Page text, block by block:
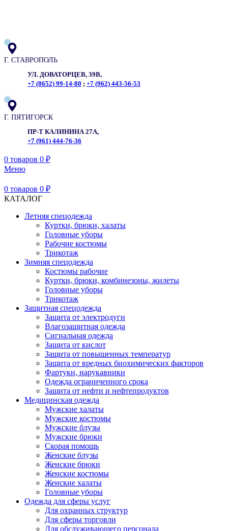
Г. СТАВРОПОЛЬ
УЛ. ДОВАТОРЦЕВ, 39В,
+7 (8652) 99-14-80 ; +7 (962) 443-56-53
Г. ПЯТИГОРСК
ПР-Т КАЛИНИНА 27А,
+7 (961) 444-76-36
0 товаров 0 ₽
Меню
0 товаров 0 ₽
КАТАЛОГ
Летняя спецодежда
Куртки, брюки, халаты
Головные уборы
Рабочие костюмы
Трикотаж
Зимняя спецодежда
Костюмы рабочие
Куртки, брюки, комбинезоны, жилеты
Головные уборы
Трикотаж
Защитная спецодежда
Защита от электродуги
Влагозащитная одежда
Сигнальная одежда
Защита от кислот
Защита от повышенных температур
Защита от вредных биохимических факторов
Фартуки, нарукавники
Одежда ограниченного срока
Защита от нефти и нефтепродуктов
Медицинская одежда
Мужские халаты
Мужские костюмы
Мужские блузы
Мужские брюки
Скорая помощь
Женские блузы
Женские брюки
Женские костюмы
Женские халаты
Головные уборы
Одежда для сферы услуг
Для охранных структур
Для сферы торговли
Для обслуживающего персонала